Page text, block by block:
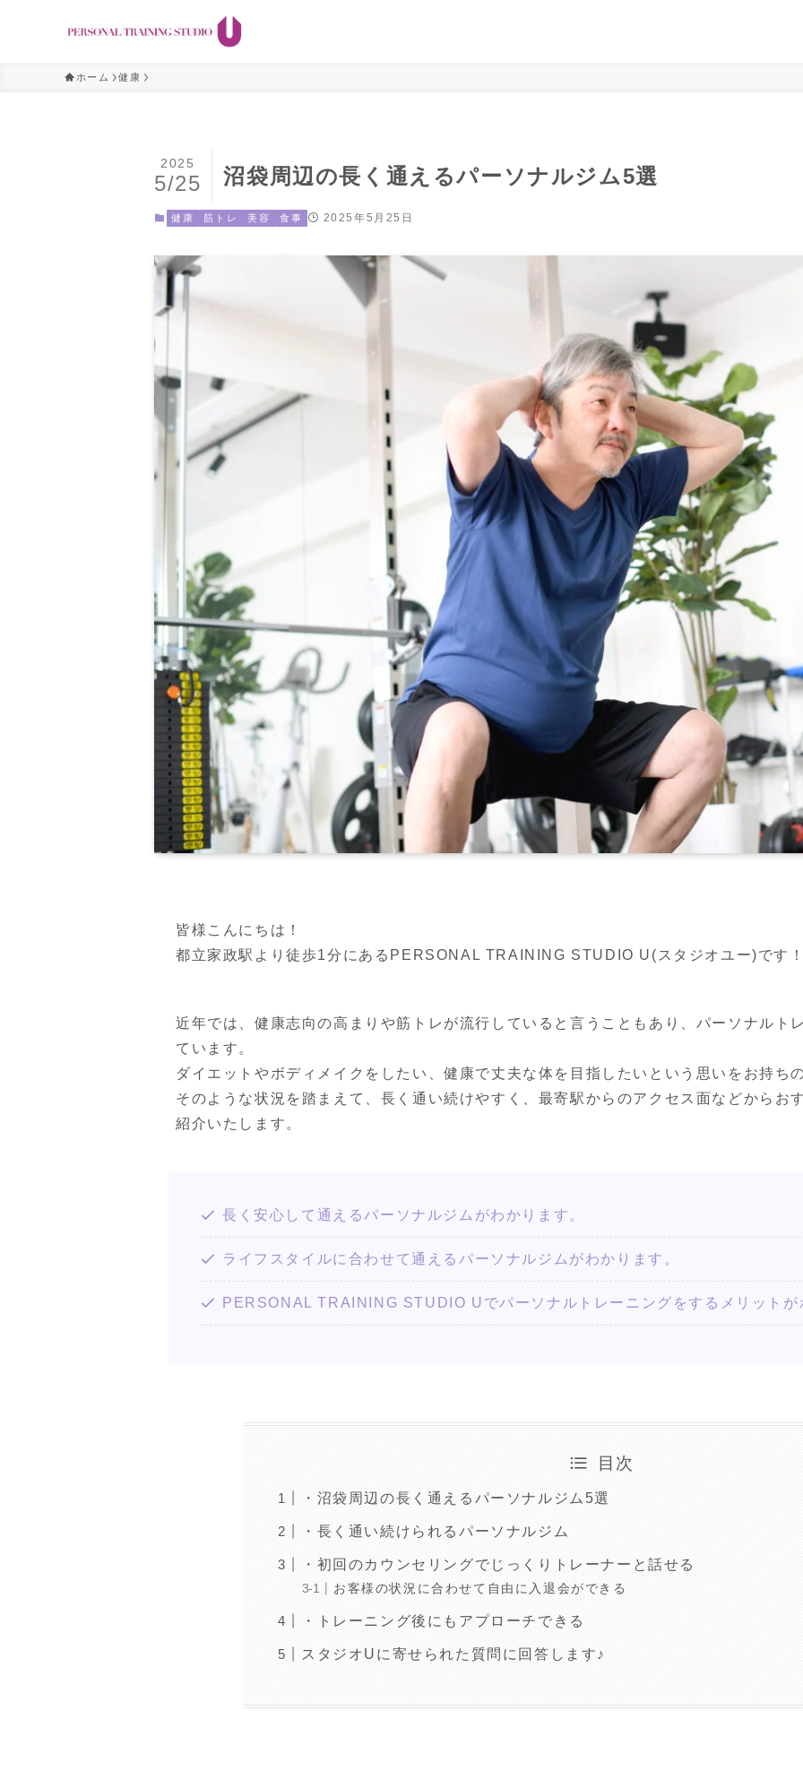
ホーム 健康
沼袋周辺の長く通えるパーソナルジム5選
2025
5/25
健康 筋トレ 美容 食事 2025年5月25日
皆様こんにちは！
都立家政駅より徒歩1分にあるPERSONAL TRAINING STUDIO U(スタジオユー)です！
近年では、健康志向の高まりや筋トレが流行していると言うこともあり、パーソナルト
ています。
ダイエットやボディメイクをしたい、健康で丈夫な体を目指したいという思いをお持ち
そのような状況を踏まえて、長く通い続けやすく、最寄駅からのアクセス面などからお
紹介いたします。
長く安心して通えるパーソナルジムがわかります。
ライフスタイルに合わせて通えるパーソナルジムがわかります。
PERSONAL TRAINING STUDIO Uでパーソナルトレーニングをするメリットが
目次
・沼袋周辺の長く通えるパーソナルジム5選
・長く通い続けられるパーソナルジム
・初回のカウンセリングでじっくりトレーナーと話せる
お客様の状況に合わせて自由に入退会ができる
・トレーニング後にもアプローチできる
スタジオUに寄せられた質問に回答します♪